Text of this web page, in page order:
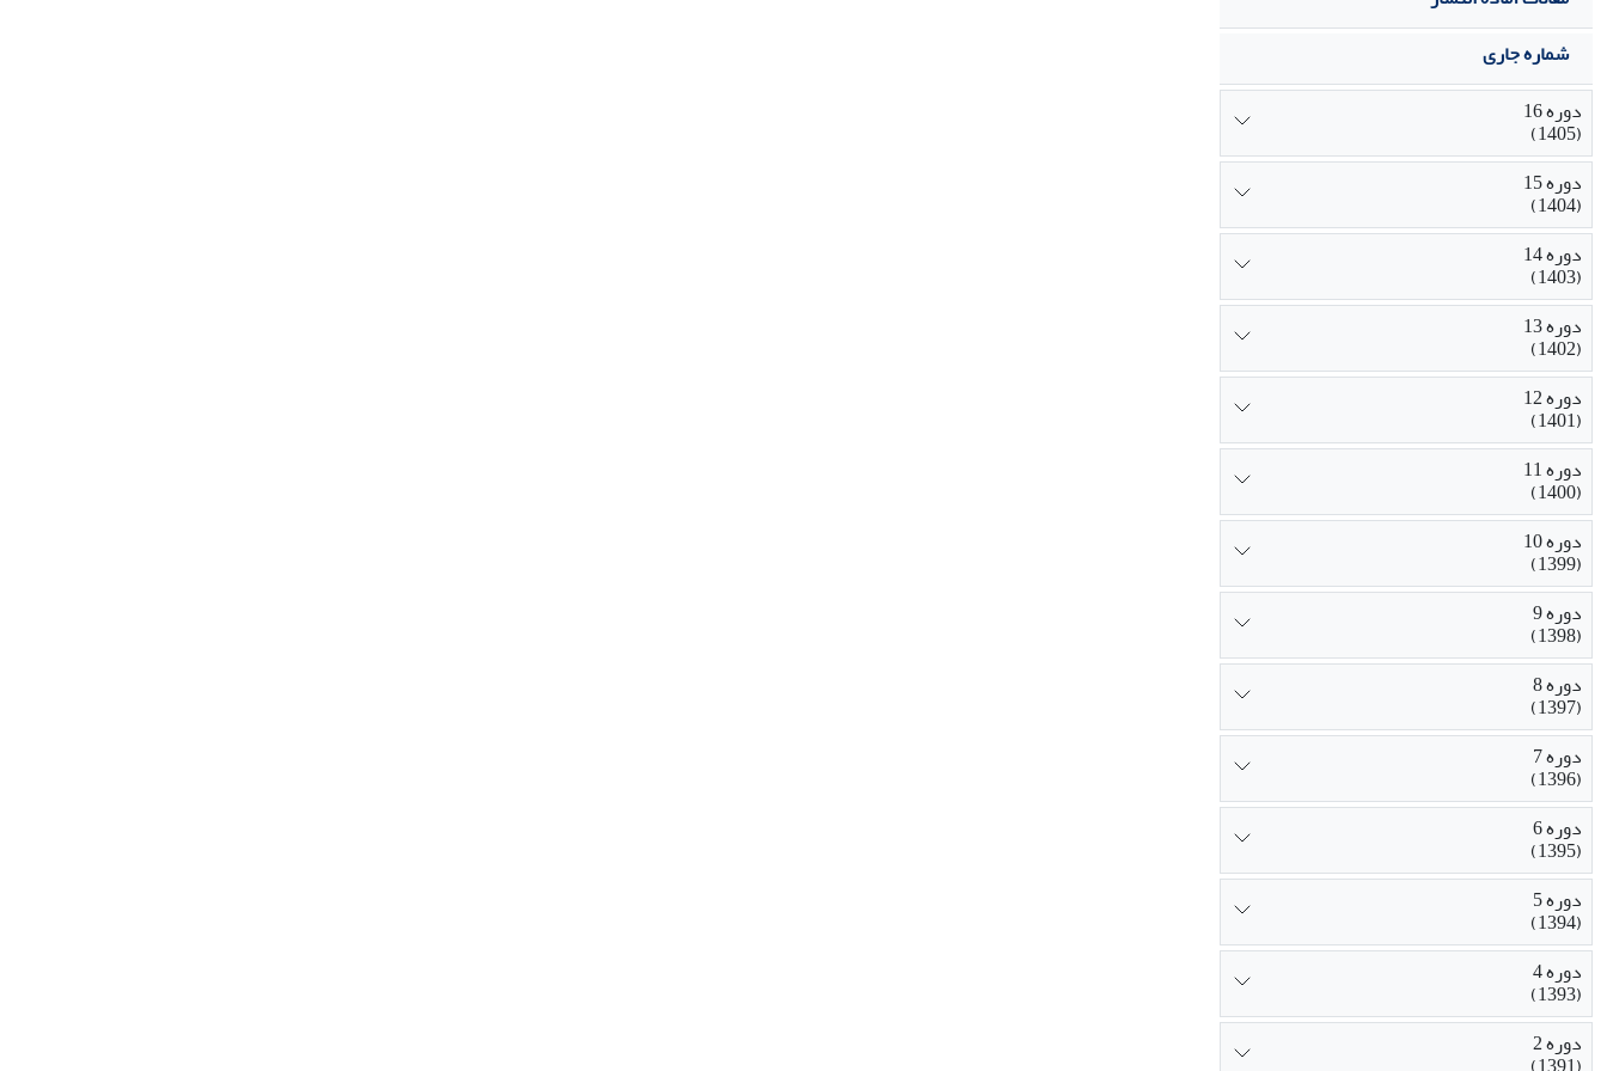
شماره جاری
دوره 16
(1405)
دوره 15
(1404)
دوره 14
(1403)
دوره 13
(1402)
دوره 12
(1401)
دوره 11
(1400)
دوره 10
(1399)
دوره 9
(1398)
دوره 8
(1397)
دوره 7
(1396)
دوره 6
(1395)
دوره 5
(1394)
دوره 4
(1393)
دوره 2